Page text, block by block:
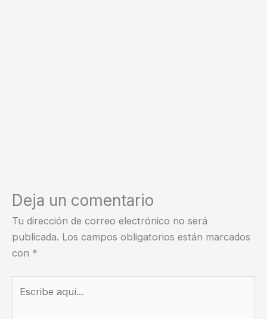
Deja un comentario
Tu dirección de correo electrónico no será
publicada. Los campos obligatorios están marcados
con *
aquí...